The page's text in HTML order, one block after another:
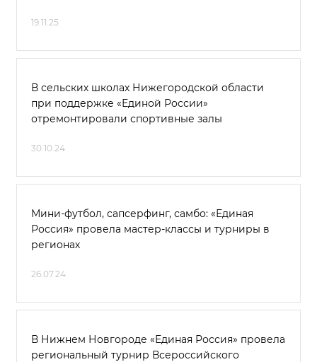
19.11.25
В сельских школах Нижегородской области
при поддержке «Единой России»
отремонтировали спортивные залы
30.10.24
Мини-футбол, сапсерфинг, самбо: «Единая
Россия» провела мастер-классы и турниры в
регионах
26.07.24
В Нижнем Новгороде «Единая Россия» провела
региональный турнир Всероссийского